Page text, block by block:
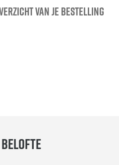
van je bestelling
Belofte